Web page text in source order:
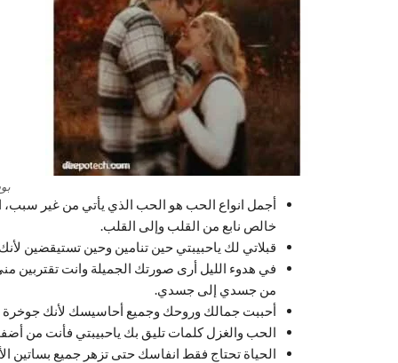
أجمل انواع الحب هو الحب الذي يأتي من غير
خالص نابع من القلب وإلى القلب.
قبلاتي لك ياحبيبتي حين تنامين وحين تستيقضين
في هدوء الليل أرى صورتك الجميلة وانت
من جسدي إلى جسدي.
أحببت جمالك وروحك وجميع أحاسيسك لأنك جوخرة
الحب والغزل كلمات تليق بك ياحبيبتي فأنت من
الحياة تحتاج فقط انفاسك حتى تزهر جميع بساتين